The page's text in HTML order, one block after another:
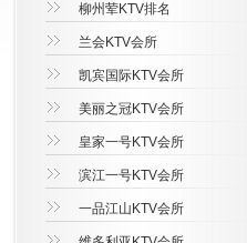
柳州荤KTV排名
兰会KTV会所
凯宾国际KTV会所
美丽之冠KTV会所
皇家一号KTV会所
滨江一号KTV会所
一品江山KTV会所